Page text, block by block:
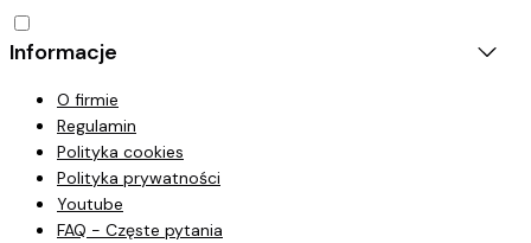
Informacje
O firmie
Regulamin
Polityka cookies
Polityka prywatności
Youtube
FAQ - Częste pytania